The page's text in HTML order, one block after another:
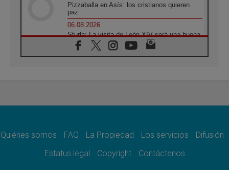
Pizzaballa en Asís: los cristianos quieren
paz
06.08.2026
Sturla: La visita de León XIV será una buena
noticia para todo el Uruguay
06.08.2026
gracia reconciliación y esperanza
Cardenal Rossi: "La llegada del Papa León a
Argentina es un homenaje a Francisco"
Quiénes somos FAQ La Propiedad Los servicios
Difusión
Estatus legal
Copyright Contáctenos